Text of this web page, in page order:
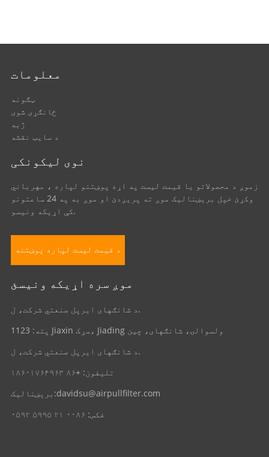
معلومات
ټګونه
ځانګړی شوی
ژبه
د سایټ نقشه
نوی لیکونکی
زموږ د محصولاتو یا قیمت لیست په اړه پوښتنو لپاره ، مهرباني
وکړئ خپل بریښنالیک موږ ته پریږدئ او موږ به په 24 ساعتونو
کې اړیکه ونیسو.
د قیمت لیست لپاره پوښتنه
موږ سره اړیکه ونیسئ
د شانګهای ایرپل صنعتي شرکت، ل.
پته: 1123 Jiaxin سړک، Jiading ولسوالۍ، شانګهای، چین
د شانګهای ایرپل صنعتي شرکت، ل.
تلیفون: +۸۶ ۱۸۶۰۱۷۶۴۹۶۳
برېښنالیک:davidsu@airpullfilter.com
فکس: ۰۰۸۶ ۲۱ ۵۹۹۵ ۰۵۹۲